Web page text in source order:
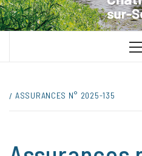
UNE VILLE DANS UN PARC
ASSURANCES N° 2025-135